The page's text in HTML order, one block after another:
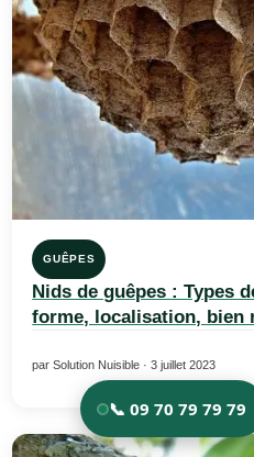
GUÊPES
Nids de guêpes : Types
forme, localisation, bien
par Solution Nuisible · 3 juillet 2023